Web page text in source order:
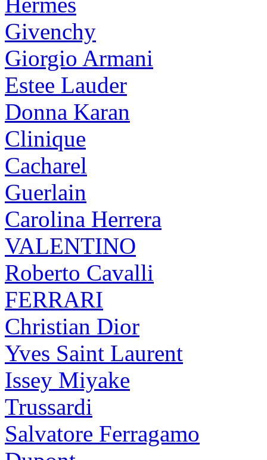
Givenchy
Giorgio Armani
Estee Lauder
Donna Karan
Clinique
Cacharel
Guerlain
Carolina Herrera
VALENTINO
Roberto Cavalli
FERRARI
Christian Dior
Yves Saint Laurent
Issey Miyake
Trussardi
Salvatore Ferragamo